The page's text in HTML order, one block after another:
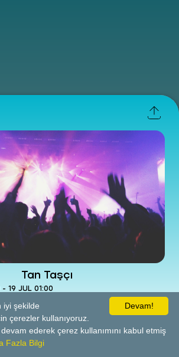
Tan Taşçı
- 19 JUL 01:00
Kompleksi
Devam!
iyi şekilde
çerezler kullanıyoruz.
ederek çerez kullanımını kabul etmiş
Fazla Bilgi